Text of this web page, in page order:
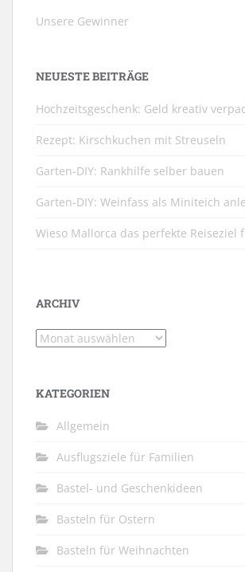
Unsere Gewinner
NEUESTE BEITRÄGE
Hochzeitsgeschenk: Geld kreativ
Rezept: Kirschkuchen mit Streuseln
Garten-DIY: Rankhilfe selber bauen
Garten-DIY: Weinfass als Miniteich
Wieso Mallorca das perfekte Reiseziel
ARCHIV
Archiv
KATEGORIEN
Allgemein
Ausflugsziele für Familien
Bastel- und Geschenkideen
Basteln für Ostern
Basteln für Weihnachten